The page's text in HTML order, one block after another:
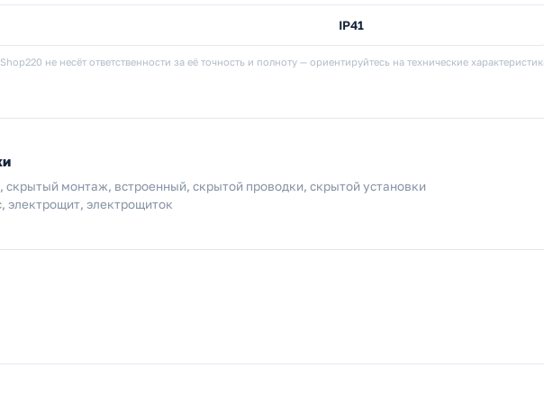
IP41
не несёт ответственности за её точность и полноту — ориентируйтесь на технические
монтаж, встроенный, скрытой проводки, скрытой установки
электрощит, электрощиток